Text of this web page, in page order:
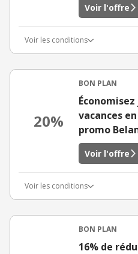
Voir l'offre
Voir les conditions
20%
BON PLAN
vacances
promo
Voir l'offre
Voir les conditions
BON PLAN
16% de